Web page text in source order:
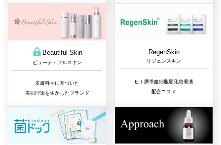
Beautiful Skin
ビューティフルスキン
皮膚科学に基づいた
美肌理論を生かしたブランド
RegenSkin
リジェンスキン
ヒト臍帯血細胞順化培養液
配合コスメ